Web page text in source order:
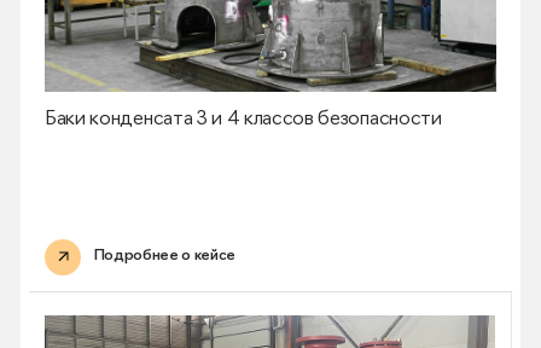
Баки конденсата 3 и 4 классов безопасности
Подробнее о кейсе